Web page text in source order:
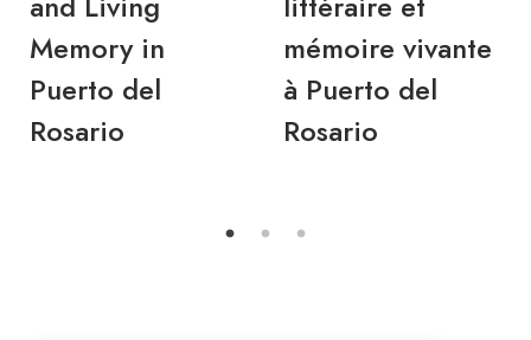
Memory in
Puerto del
Rosario
mémoire vivante
à Puerto del
Rosario